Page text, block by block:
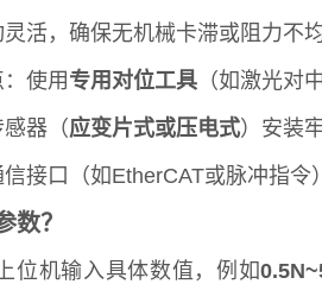
活，确保无机械卡滞或阻力不均
使用 专用对位工具 （如激光对
器（应变片式或压电式）安装
接口（如EtherCAT或脉冲指令
数？
位机输入具体数值，例如